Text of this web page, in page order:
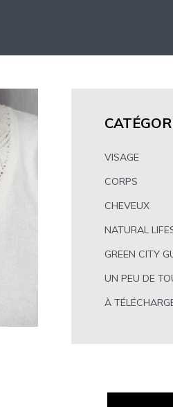
VISAGE
CORPS
CHEVEUX
NATURAL
GREEN CITY
UN PEU DE
À